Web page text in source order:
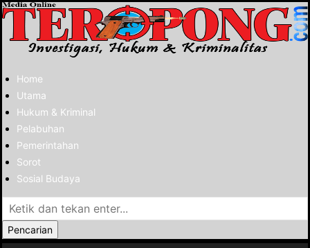
Home
Utama
Hukum & Kriminal
Pelabuhan
Pemerintahan
Sorot
Sosial Budaya
Pencarian